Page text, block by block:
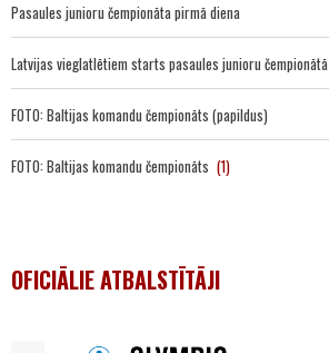
Pasaules junioru čempionāta pirmā diena
Latvijas vieglatlētiem starts pasaules junioru čempionātā
FOTO: Baltijas komandu čempionāts (papildus)
FOTO: Baltijas komandu čempionāts (1)
OFICIĀLIE ATBALSTĪTĀJI